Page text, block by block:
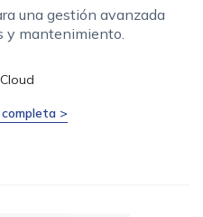
una gestión avanzada
y mantenimiento.
Cloud
completa >